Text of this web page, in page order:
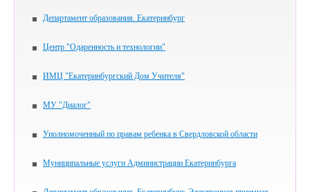
Департамент образования. Екатеринбург
Центр "Одаренность и технологии"
ИМЦ "Екатеринбургский Дом Учителя"
МУ "Диалог"
Уполномоченный по правам ребенка в Свердловской области
Муниципальные услуги Администрации Екатеринбурга